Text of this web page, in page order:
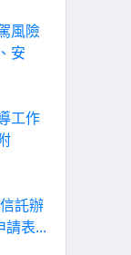
風險
安
工作
託辦
請表...